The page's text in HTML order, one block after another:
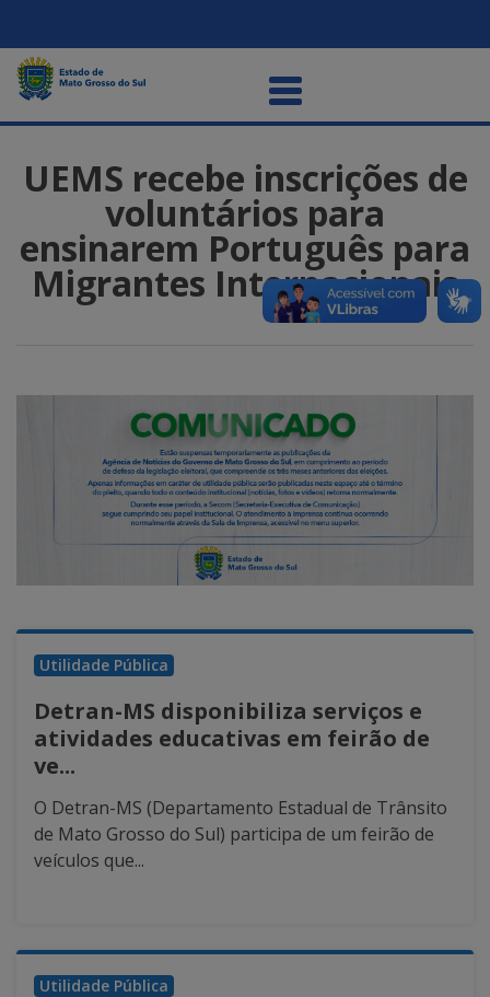
UEMS recebe inscrições de
voluntários para
ensinarem Português para
Migrantes Internacionais
Utilidade Pública
Detran-MS disponibiliza serviços e
atividades educativas em feirão de
ve...
O Detran-MS (Departamento Estadual de Trânsito
de Mato Grosso do Sul) participa de um feirão de
veículos que...
Utilidade Pública